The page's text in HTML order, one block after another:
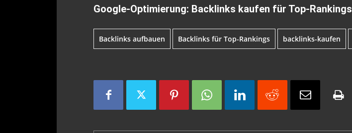
Google-Optimierung: Backlinks kaufen für Top-Rankings
Backlinks aufbauen Backlinks für Top-Rankings backlinks-kaufen